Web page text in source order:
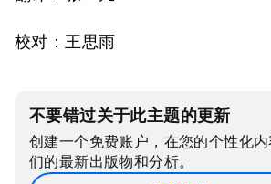
校对：王思雨
不要错过关于此主题的更新
创建一个免费账户，在您的个性化
们的最新出版物和分析。